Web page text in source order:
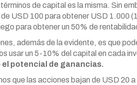
de capital es la misma. Sin
USD 100 para obtener USD 1.000
para obtener un 50% de
además de la evidente, es que
usar un 5-10% del capital en cada
potencial de ganancias.
que las acciones bajan de USD 20